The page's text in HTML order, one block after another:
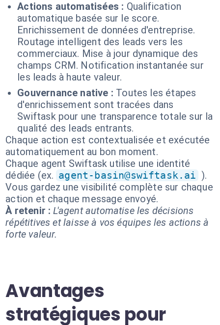
Actions automatisées : Qualification
automatique basée sur le score.
Enrichissement de données d'entreprise.
Routage intelligent des leads vers les
commerciaux. Mise à jour dynamique des
champs CRM. Notification instantanée sur
les leads à haute valeur.
Gouvernance native : Toutes les étapes
d'enrichissement sont tracées dans
Swiftask pour une transparence totale sur la
qualité des leads entrants.
Chaque action est contextualisée et exécutée
automatiquement au bon moment.
Chaque agent Swiftask utilise une identité
dédiée (ex. agent-basin@swiftask.ai ).
Vous gardez une visibilité complète sur chaque
action et chaque message envoyé.
À retenir : L'agent automatise les décisions
répétitives et laisse à vos équipes les actions à
forte valeur.
Avantages
stratégiques pour